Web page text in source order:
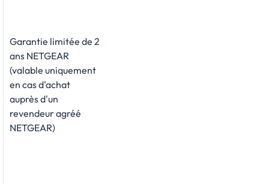
Garantie limitée de 2
ans NETGEAR
(valable uniquement
en cas d'achat
auprès d'un
revendeur agréé
NETGEAR)